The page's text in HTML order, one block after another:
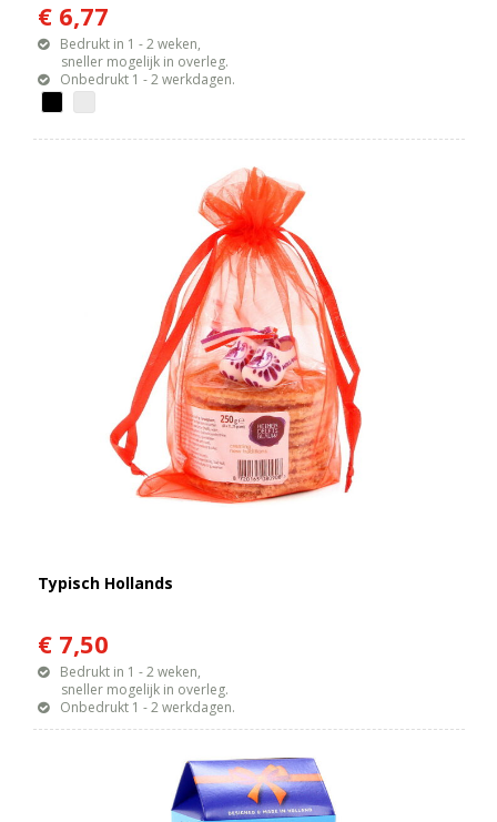
€ 6,77
Bedrukt in 1 - 2 weken,
sneller mogelijk in overleg.
Onbedrukt 1 - 2 werkdagen.
Typisch Hollands
€ 7,50
Bedrukt in 1 - 2 weken,
sneller mogelijk in overleg.
Onbedrukt 1 - 2 werkdagen.